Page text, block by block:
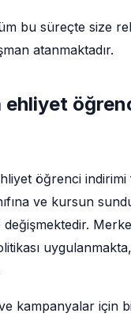
bu süreçte size
atanmaktadır.
ehliyet
öğrenci indirimi
ve kursun
kampanyalar için